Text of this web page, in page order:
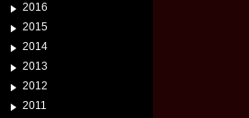
2016
2015
2014
2013
2012
2011